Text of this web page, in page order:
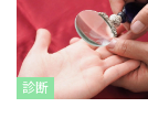
診断